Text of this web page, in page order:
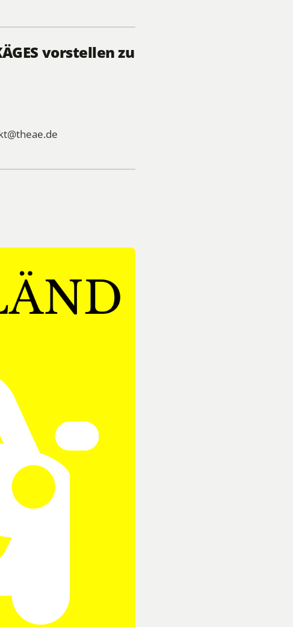
vorstellen zu